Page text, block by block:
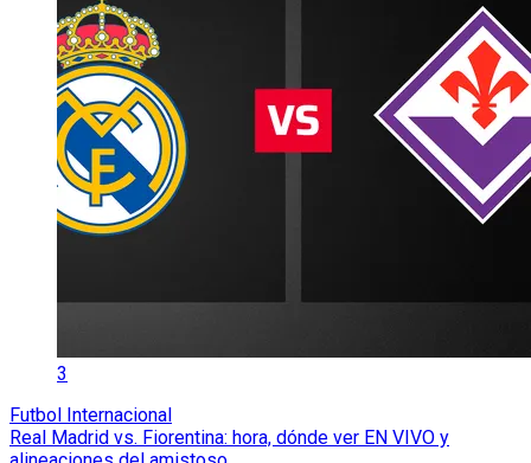
3
Futbol Internacional
Real Madrid vs. Fiorentina: hora, dónde ver EN VIVO y